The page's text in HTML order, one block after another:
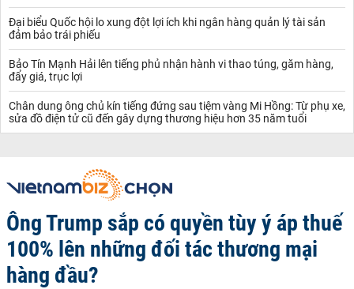
Đại biểu Quốc hội lo xung đột lợi ích khi ngân hàng quản lý tài sản
đảm bảo trái phiếu
Bảo Tín Mạnh Hải lên tiếng phủ nhận hành vi thao túng, găm hàng,
đẩy giá, trục lợi
Chân dung ông chủ kín tiếng đứng sau tiệm vàng Mi Hồng: Từ phụ xe,
sửa đồ điện tử cũ đến gây dựng thương hiệu hơn 35 năm tuổi
Ông Trump sắp có quyền tùy ý áp thuế
100% lên những đối tác thương mại
hàng đầu?